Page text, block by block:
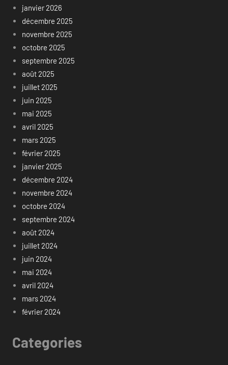
janvier 2026
décembre 2025
novembre 2025
octobre 2025
septembre 2025
août 2025
juillet 2025
juin 2025
mai 2025
avril 2025
mars 2025
février 2025
janvier 2025
décembre 2024
novembre 2024
octobre 2024
septembre 2024
août 2024
juillet 2024
juin 2024
mai 2024
avril 2024
mars 2024
février 2024
Categories